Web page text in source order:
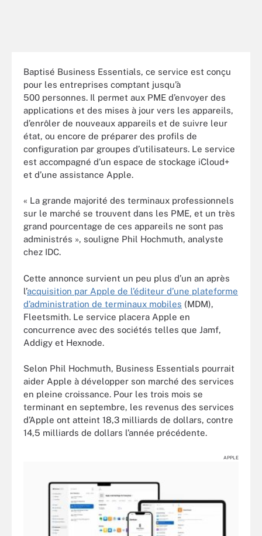
Baptisé Business Essentials, ce service est conçu
pour les entreprises comptant jusqu’à
500 personnes. Il permet aux PME d’envoyer des
applications et des mises à jour vers les appareils,
d’enrôler de nouveaux appareils et de suivre leur
état, ou encore de préparer des profils de
configuration par groupes d’utilisateurs. Le service
est accompagné d’un espace de stockage iCloud+
et d’une assistance Apple.
« La grande majorité des terminaux professionnels
sur le marché se trouvent dans les PME, et un très
grand pourcentage de ces appareils ne sont pas
administrés », souligne Phil Hochmuth, analyste
chez IDC.
Cette annonce survient un peu plus d’un an après
l’acquisition par Apple de l’éditeur d’une plateforme
d’administration de terminaux mobiles (MDM),
Fleetsmith. Le service placera Apple en
concurrence avec des sociétés telles que Jamf,
Addigy et Hexnode.
Selon Phil Hochmuth, Business Essentials pourrait
aider Apple à développer son marché des services
en pleine croissance. Pour les trois mois se
terminant en septembre, les revenus des services
d’Apple ont atteint 18,3 milliards de dollars, contre
14,5 milliards de dollars l’année précédente.
APPLE